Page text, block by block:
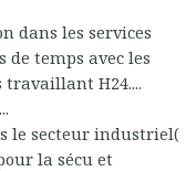
dans les services
temps avec les
travaillant H24....
le secteur industriel(
la sécu et